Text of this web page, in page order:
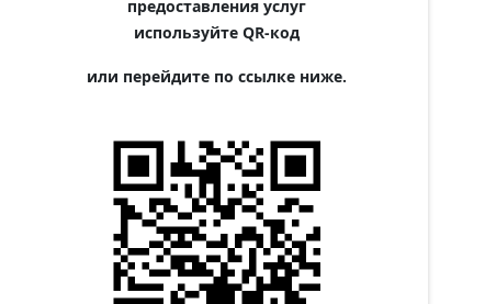
предоставления услуг
используйте QR-код
или перейдите по ссылке ниже.